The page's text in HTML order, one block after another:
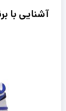
آشنایی با